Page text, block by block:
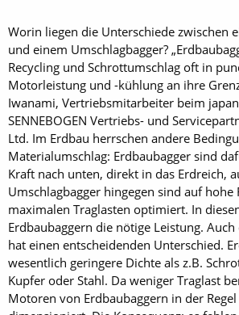
Worin liegen die Unterschiede zwischen
und einem Umschlagbagger?
Recycling und Schrottumschlag oft in
Motorleistung und -kühlung an ihre
Iwanami, Vertriebsmitarbeiter beim
SENNEBOGEN Vertriebs- und
Ltd. Im Erdbau herrschen andere
Materialumschlag: Erdbaubagger sind
Kraft nach unten, direkt in das Erdreich,
Umschlagbagger hingegen sind auf hohe
maximalen Traglasten optimiert. In
Erdbaubaggern die nötige Leistung.
hat einen entscheidenden Unterschied.
wesentlich geringere Dichte als z.B.
Kupfer oder Stahl. Da weniger Traglast
Motoren von Erdbaubaggern in der